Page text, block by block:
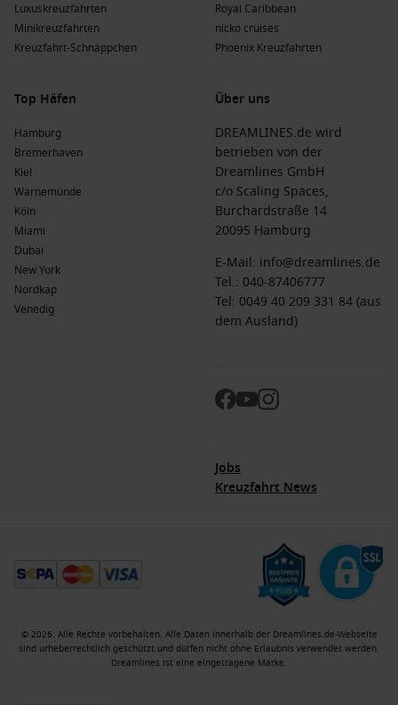
Luxuskreuzfahrten
Minikreuzfahrten
Kreuzfahrt-Schnäppchen
Royal Caribbean
nicko cruises
Phoenix Kreuzfahrten
Top Häfen
Hamburg
Bremerhaven
Kiel
Warnemünde
Köln
Miami
Dubai
New York
Nordkap
Venedig
Über uns
DREAMLINES.de wird
betrieben von der
Dreamlines GmbH
c/o Scaling Spaces,
Burchardstraße 14
20095 Hamburg
E-Mail: info@dreamlines.de
Tel.: 040-87406777
Tel: 0049 40 209 331 84 (aus
dem Ausland)
Jobs
Kreuzfahrt News
© 2026. Alle Rechte vorbehalten. Alle Daten innerhalb der Dreamlines.de-Webseite
sind urheberrechtlich geschützt und dürfen nicht ohne Erlaubnis verwendet werden.
Dreamlines ist eine eingetragene Marke.